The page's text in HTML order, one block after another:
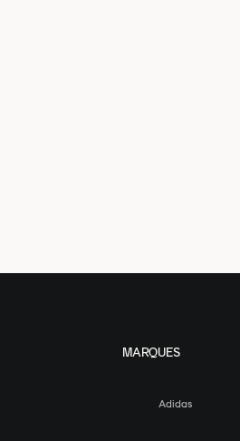
MARQUES
Adidas